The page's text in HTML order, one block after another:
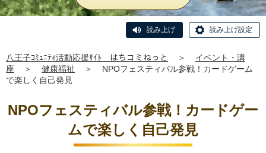
読み上げ 読み上げ設定
八王子ｺﾐｭﾆﾃｨ活動応援ｻｲﾄ はちコミねっと ＞
イベント・講
座
＞ 健康福祉 ＞
NPOフェスティバル参戦！カードゲーム
で楽しく自己発見
NPOフェスティバル参戦！カードゲー
ムで楽しく自己発見